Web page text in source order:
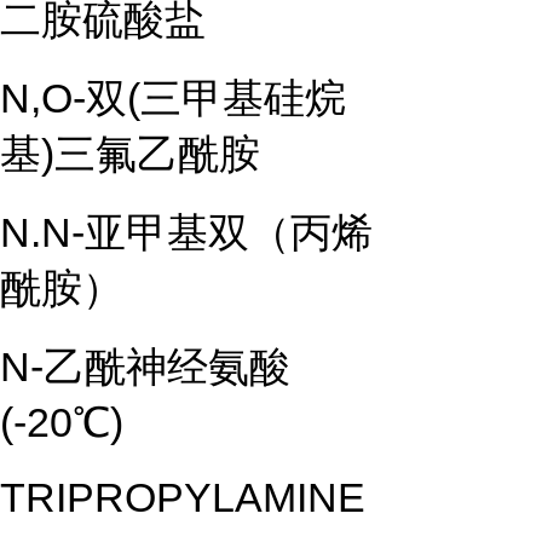
二胺硫酸盐
N,O-双(三甲基硅烷
基)三氟乙酰胺
N.N-亚甲基双（丙烯
酰胺）
N-乙酰神经氨酸
(-20℃)
TRIPROPYLAMINE